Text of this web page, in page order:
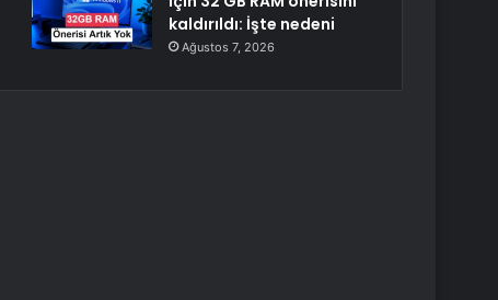
kaldırıldı: İşte nedeni
Ağustos 7, 2026